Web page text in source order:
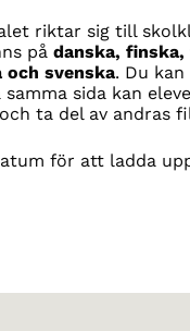
riktar sig till
på danska,
och svenska. Du
samma sida kan
ta del av andras
för att ladda